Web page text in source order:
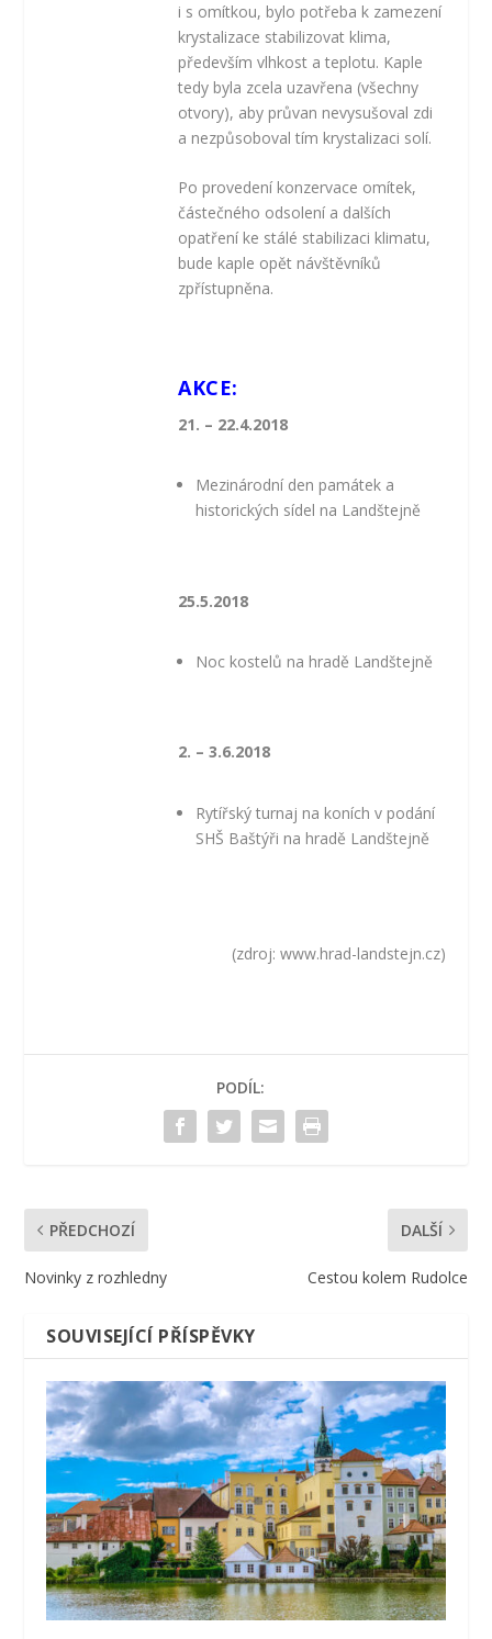
i s omítkou, bylo potřeba k zamezení
krystalizace stabilizovat klima,
především vlhkost a teplotu. Kaple
tedy byla zcela uzavřena (všechny
otvory), aby průvan nevysušoval zdi
a nezpůsoboval tím krystalizaci solí.
Po provedení konzervace omítek,
částečného odsolení a dalších
opatření ke stálé stabilizaci klimatu,
bude kaple opět návštěvníků
zpřístupněna.
AKCE:
21. – 22.4.2018
Mezinárodní den památek a
historických sídel na Landštejně
25.5.2018
Noc kostelů na hradě Landštejně
2. – 3.6.2018
Rytířský turnaj na koních v podání
SHŠ Baštýři na hradě Landštejně
(zdroj: www.hrad-landstejn.cz)
PODÍL:
PŘEDCHOZÍ
Novinky z rozhledny
DALŠÍ
Cestou kolem Rudolce
SOUVISEJÍCÍ PŘÍSPĚVKY